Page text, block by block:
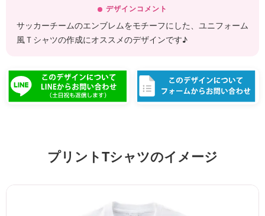
デザインコメント
サッカーチームのエンブレムをモチーフにした、ユニフォーム
風Ｔシャツの作成にオススメのデザインです♪
プリントTシャツのイメージ